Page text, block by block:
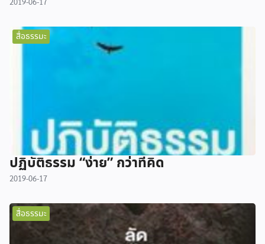
สื่อธรรมะ
ปฏิบัติธรรม “ง่าย” กว่าที่คิด
2019-06-17
สื่อธรรมะ